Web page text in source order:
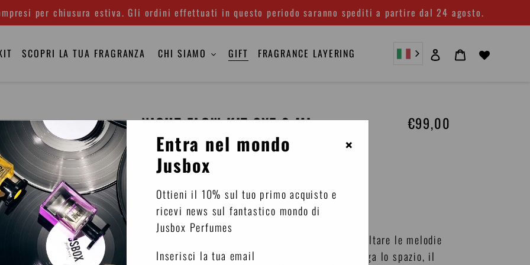
per chiusura estiva. Gli ordini effettuati in questo periodo saranno spediti a partire dal 24 agosto.
SCOPRI LA TUA FRAGRANZA CHI SIAMO GIFT FRAGRANCE LAYERING Accedi Carrello
NIGHT FLOW KIT 3X7,8 ML €99,00
Eau de parfum
Famiglia olfattiva
Naso: Julien Rasquinet
Concentrazione: 20 %
Il Kit 3 x 7,8 ml è il device che permette di ascoltare le melodie
olfattive preferite, sempre. Un plug-in che coniuga lo spazio, il
×
Entra nel mondo
Jusbox
Ottieni il 10% sul tuo primo acquisto e
ricevi news sul fantastico mondo di
Jusbox Perfumes
Inserisci la tua email